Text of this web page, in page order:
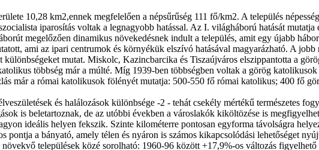
10,28 km2,ennek megfelelően a népsűrűség 111 fő/km2. A település
iparosítás voltak a legnagyobb hatással. Az I. világháború hatását mutatja
megelőzően dinamikus növekedésnek indult a település, amit egy újabb
ami az ipari centrumok és környékük elszívó hatásával magyarázható. A
különbségeket mutat. Miskolc, Kazincbarcika és Tiszaújváros elszippantotta a
többség már a múlté. Míg 1939-ben többségben voltak a görög
már a római katolikusok fölényét mutatja: 500-550 fő római katolikus; 400 fő
és halálozások különbsége -2 - tehát csekély mértékű természetes
is beletartoznak, de az utóbbi években a városlakók kiköltözése is
ideális helyen fekszik. Szinte kilométerre pontosan egyforma távolságra
a bányató, amely télen és nyáron is számos kikapcsolódási lehetőséget
települések közé sorolható: 1960-96 között +17,9%-os változás figyelhető